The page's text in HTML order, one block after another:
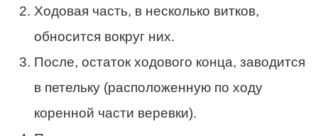
Ходовая часть, в несколько витков,
обносится вокруг них.
После, остаток ходового конца, заводится
в петельку (расположенную по ходу
коренной части веревки).